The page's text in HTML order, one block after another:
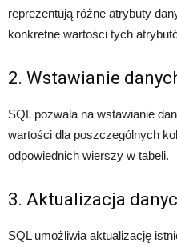
reprezentują różne atrybuty
konkretne wartości tych
2. Wstawianie
SQL pozwala na wstawianie
wartości dla poszczególnych
odpowiednich wierszy w tabeli.
3. Aktualizacja
SQL umożliwia aktualizację